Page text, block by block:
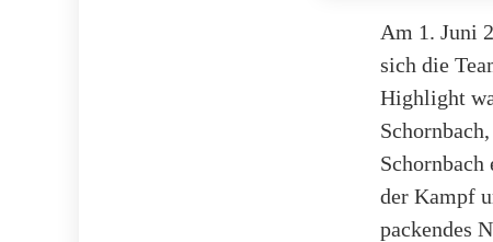
Am 1. Juni
sich die
Highlight
der Kampf
packendes